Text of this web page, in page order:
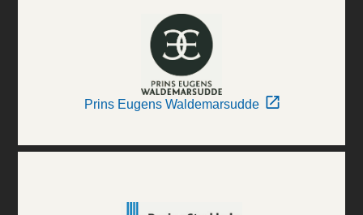
Prins Eugens Waldemarsudde